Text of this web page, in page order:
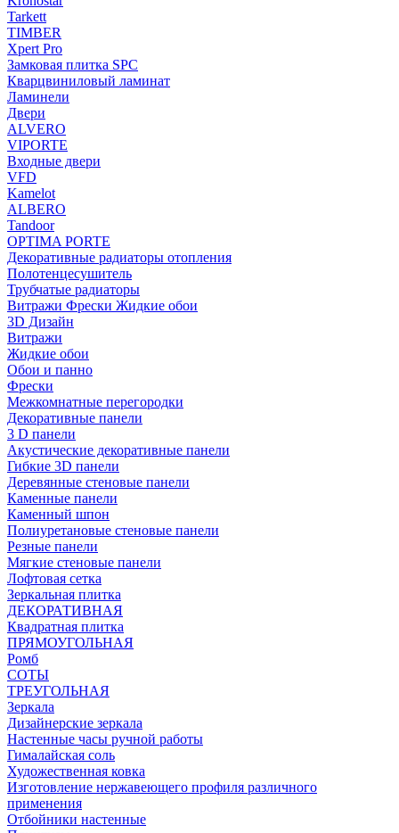
Tarkett
TIMBER
Xpert Pro
Замковая плитка SPC
Кварцвиниловый ламинат
Ламинели
Двери
ALVERO
VIPORTE
Входные двери
VFD
Kamelot
ALBERO
Tandoor
OPTIMA PORTE
Декоративные радиаторы отопления
Полотенцесушитель
Трубчатые радиаторы
Витражи Фрески Жидкие обои
3D Дизайн
Витражи
Жидкие обои
Обои и панно
Фрески
Межкомнатные перегородки
Декоративные панели
3 D панели
Акустические декоративные панели
Гибкие 3D панели
Деревянные стеновые панели
Каменные панели
Каменный шпон
Полиуретановые стеновые панели
Резные панели
Мягкие стеновые панели
Лофтовая сетка
Зеркальная плитка
ДЕКОРАТИВНАЯ
Квадратная плитка
ПРЯМОУГОЛЬНАЯ
Ромб
СОТЫ
ТРЕУГОЛЬНАЯ
Зеркала
Дизайнерские зеркала
Настенные часы ручной работы
Гималайская соль
Художественная ковка
Изготовление нержавеющего профиля различного
применения
Отбойники настенные